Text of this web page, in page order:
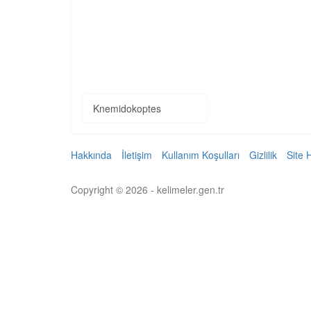
Knemidokoptes
Hakkında İletişim Kullanım Koşulları Gizlilik Site
Copyright © 2026 - kelimeler.gen.tr